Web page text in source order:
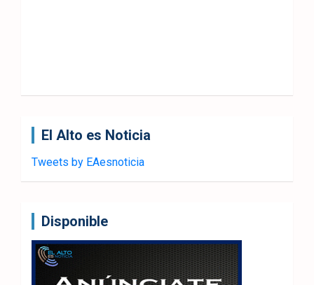
El Alto es Noticia
Tweets by EAesnoticia
Disponible